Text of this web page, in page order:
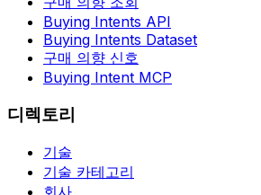
Buying Intents API
Buying Intents Dataset
구매 의향 신호
Buying Intent MCP
디렉토리
기술
기술 카테고리